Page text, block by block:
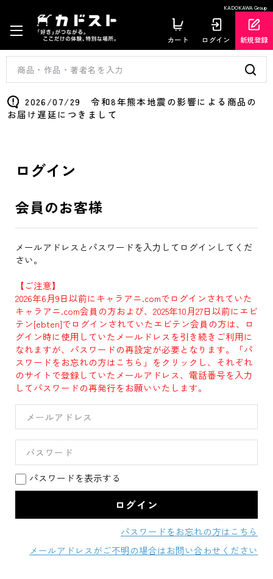
KADOKAWA Group
カート ログイン 新規登録
2026/07/29 令和8年熊本地震の影響による商品の
お届け遅延につきまして
ログイン
会員のお客様
メールアドレスとパスワードを入力してログインしてくだ
さい。
【ご注意】
2026年6月9日以前にキャラアニ.comでログインされていた
キャラアニ.com会員の方および、2025年10月27日以前にエビ
テン[ebten]でログインされていたエビテン会員の方は、ロ
グイン時に使用していたメールドレスを引き続きご利用に
なれますが、パスワードの再設定が必要となります。「パ
スワードをお忘れの方はこちら」をクリックし、それぞれ
のサイトで登録していたメールアドレス、電話番号を入力
してパスワードの再発行をお願いいたします。
パスワードを表示する
パスワードをお忘れの方はこちら
メールアドレスがご不明の場合はお問い合わせください